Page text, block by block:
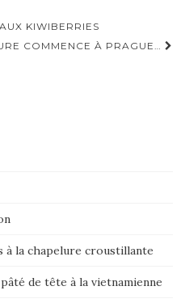
KIWIBERRIES
COMMENCE À PRAGUE…
à la chapelure croustillante
de tête à la vietnamienne